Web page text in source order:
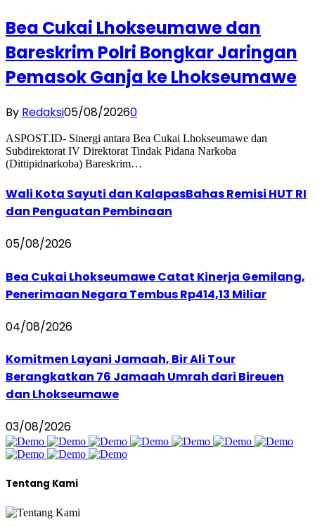
Bea Cukai Lhokseumawe dan
Bareskrim Polri Bongkar Jaringan
Pemasok Ganja ke Lhokseumawe
By Redaksi05/08/20260
ASPOST.ID- Sinergi antara Bea Cukai Lhokseumawe dan
Subdirektorat IV Direktorat Tindak Pidana Narkoba
(Dittipidnarkoba) Bareskrim…
Wali Kota Sayuti dan KalapasBahas Remisi HUT RI
dan Penguatan Pembinaan
05/08/2026
Bea Cukai Lhokseumawe Catat Kinerja Gemilang,
Penerimaan Negara Tembus Rp414,13 Miliar
04/08/2026
Komitmen Layani Jamaah, Bir Ali Tour
Berangkatkan 76 Jamaah Umrah dari Bireuen
dan Lhokseumawe
03/08/2026
Tentang Kami